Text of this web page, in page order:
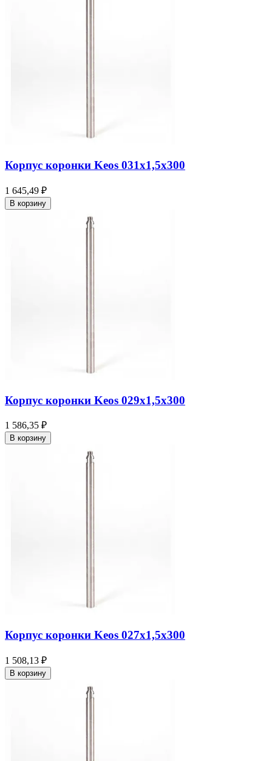
Корпус коронки Keos 031x1,5x300
1 645,49 ₽
В корзину
Корпус коронки Keos 029x1,5x300
1 586,35 ₽
В корзину
Корпус коронки Keos 027x1,5x300
1 508,13 ₽
В корзину